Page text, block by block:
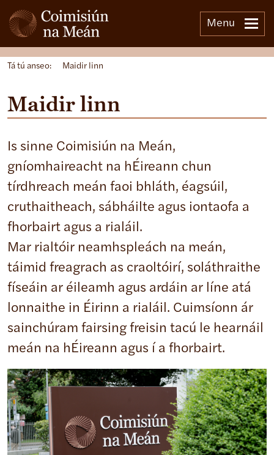
Menu
Tá tú anseo: Maidir linn
Maidir linn
Is sinne Coimisiún na Meán,
gníomhaireacht na hÉireann chun
tírdhreach meán faoi bhláth, éagsúil,
cruthaitheach, sábháilte agus iontaofa a
fhorbairt agus a rialáil.
Mar rialtóir neamhspleách na meán,
táimid freagrach as craoltóirí, soláthraithe
físeáin ar éileamh agus ardáin ar líne atá
lonnaithe in Éirinn a rialáil. Cuimsíonn ár
sainchúram fairsing freisin tacú le hearnáil
meán na hÉireann agus í a fhorbairt.